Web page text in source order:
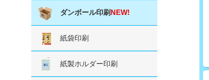
ダンボール印刷NEW!
紙袋印刷
紙製ホルダー印刷